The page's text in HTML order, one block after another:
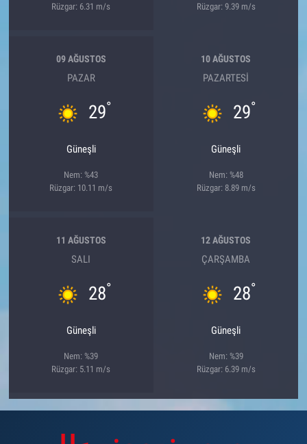
Rüzgar: 6.31 m/s
Rüzgar: 9.39 m/s
09 AĞUSTOS
PAZAR
29°
Güneşli
Nem: %43
Rüzgar: 10.11 m/s
10 AĞUSTOS
PAZARTESI
29°
Güneşli
Nem: %48
Rüzgar: 8.89 m/s
11 AĞUSTOS
SALI
28°
Güneşli
Nem: %39
Rüzgar: 5.11 m/s
12 AĞUSTOS
ÇARŞAMBA
28°
Güneşli
Nem: %39
Rüzgar: 6.39 m/s